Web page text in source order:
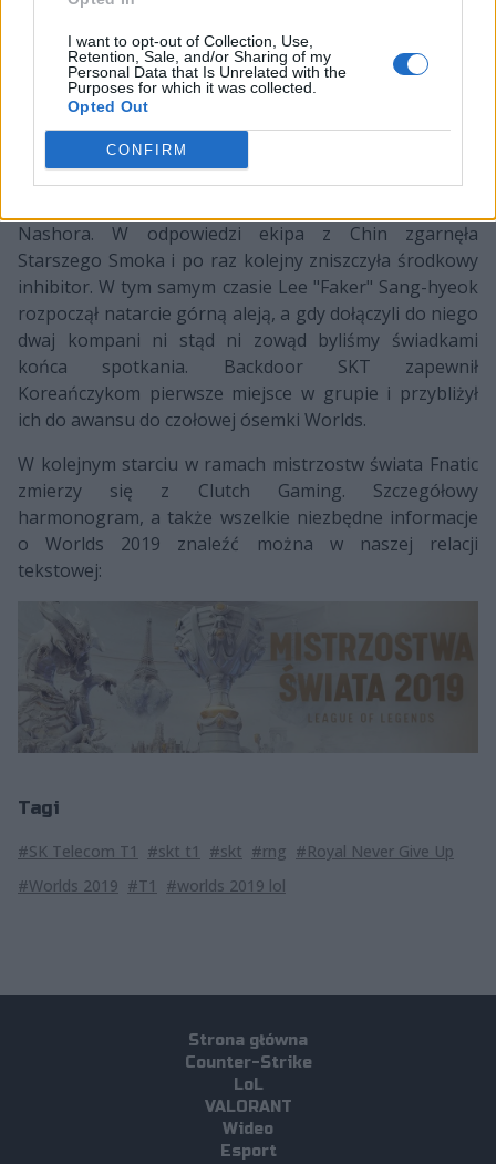
I want to opt-out of Collection, Use,
Retention, Sale, and/or Sharing of my
Personal Data that Is Unrelated with the
Purposes for which it was collected.
Opted Out
CONFIRM
inicjacja ze strony SKT zakończyła się kolejnym
triumfem RNG, które chwilę potem pokonało Barona i
zniszczyło środkowy inhibitor. Jednak pod względem
złota obie drużyny szły łeb w łeb i spotkanie mimo
upływu czasu cały czas było na ostrzu noża.
Kiedy mistrzowie LPL nie mogli poradzić sobie z
Nashora. W odpowiedzi ekipa z Chin zgarnęła
Starszego Smoka i po raz kolejny zniszczyła środkowy
inhibitor. W tym samym czasie Lee "Faker" Sang-hyeok
rozpoczął natarcie górną aleją, a gdy dołączyli do niego
dwaj kompani ni stąd ni zowąd byliśmy świadkami
końca spotkania. Backdoor SKT zapewnił
Koreańczykom pierwsze miejsce w grupie i przybliżył
ich do awansu do czołowej ósemki Worlds.
W kolejnym starciu w ramach mistrzostw świata Fnatic
zmierzy się z Clutch Gaming. Szczegółowy
harmonogram, a także wszelkie niezbędne informacje
o Worlds 2019 znaleźć można w naszej relacji
tekstowej:
Tagi
#SK Telecom T1 #skt t1 #skt #rng #Royal Never Give Up
#Worlds 2019 #T1 #worlds 2019 lol
Strona główna
Counter-Strike
LoL
VALORANT
Wideo
Esport